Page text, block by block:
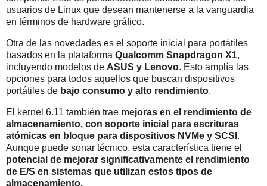
usuarios de Linux que desean mantenerse a la vanguardia
en términos de hardware gráfico.
Otra de las novedades es el soporte inicial para portátiles
basados en la plataforma Qualcomm Snapdragon X1,
incluyendo modelos de ASUS y Lenovo. Esto amplía las
opciones para todos aquellos que buscan dispositivos
portátiles de bajo consumo y alto rendimiento.
El kernel 6.11 también trae mejoras en el rendimiento de
almacenamiento, con soporte inicial para escrituras
atómicas en bloque para dispositivos NVMe y SCSI .
Aunque puede sonar técnico, esta característica tiene el
potencial de mejorar significativamente el rendimiento
de E/S en sistemas que utilizan estos tipos de
almacenamiento.